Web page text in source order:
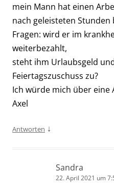
mein Mann hat einen
nach geleisteten
Fragen: wird er im
weiterbezahlt,
steht ihm Urlaubsgeld
Feiertagszuschuss zu?
Ich würde mich über
Axel
Antworten ↓
Sandra
22. April 2021 um